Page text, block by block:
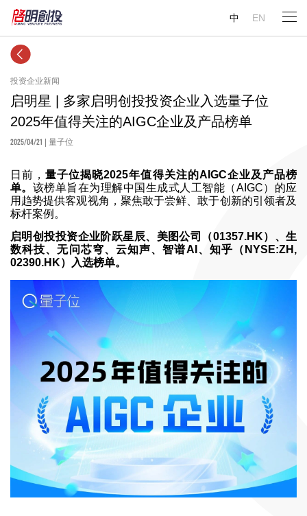
中 EN
投资企业新闻
启明星 | 多家启明创投投资企业入选量子位
2025年值得关注的AIGC企业及产品榜单
2025/04/21 | 量子位
日前，量子位揭晓2025年值得关注的AIGC企业及产品榜
单。 该榜单旨在为理解中国生成式人工智能（AIGC）的应
用趋势提供客观视角，聚焦敢于尝鲜、敢于创新的引领者及
标杆案例。
启明创投投资企业阶跃星辰、美图公司（01357.HK）、生
数科技、无问芯穹、云知声、智谱AI、知乎（NYSE:ZH,
02390.HK）入选榜单。